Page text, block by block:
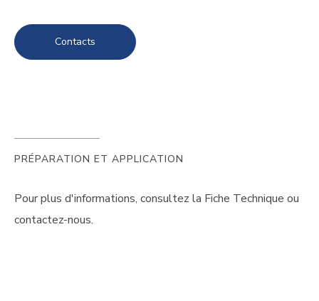
Contacts
PRÉPARATION ET APPLICATION
Pour plus d'informations, consultez la Fiche Technique ou
contactez-nous.